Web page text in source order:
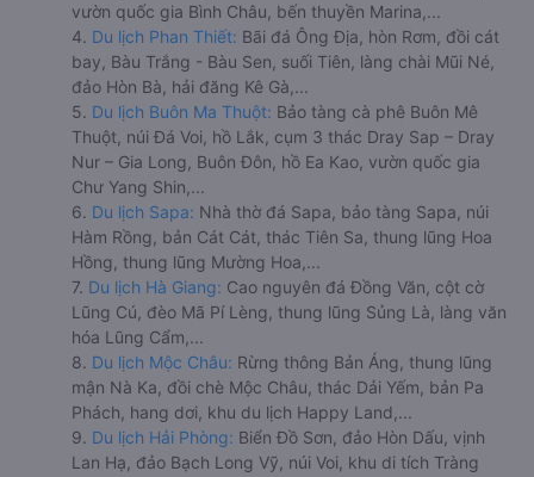
vườn quốc gia Bình Châu, bến thuyền Marina,...
4. Du lịch Phan Thiết: Bãi đá Ông Địa, hòn Rơm, đồi cát
bay, Bàu Trắng - Bàu Sen, suối Tiên, làng chài Mũi Né,
đảo Hòn Bà, hải đăng Kê Gà,...
5. Du lịch Buôn Ma Thuột: Bảo tàng cà phê Buôn Mê
Thuột, núi Đá Voi, hồ Lắk, cụm 3 thác Dray Sap – Dray
Nur – Gia Long, Buôn Đôn, hồ Ea Kao, vườn quốc gia
Chư Yang Shin,...
6. Du lịch Sapa: Nhà thờ đá Sapa, bảo tàng Sapa, núi
Hàm Rồng, bản Cát Cát, thác Tiên Sa, thung lũng Hoa
Hồng, thung lũng Mường Hoa,...
7. Du lịch Hà Giang: Cao nguyên đá Đồng Văn, cột cờ
Lũng Cú, đèo Mã Pí Lèng, thung lũng Sủng Là, làng văn
hóa Lũng Cẩm,...
8. Du lịch Mộc Châu: Rừng thông Bản Áng, thung lũng
mận Nà Ka, đồi chè Mộc Châu, thác Dải Yếm, bản Pa
Phách, hang dơi, khu du lịch Happy Land,...
9. Du lịch Hải Phòng: Biển Đồ Sơn, đảo Hòn Dấu, vịnh
Lan Hạ, đảo Bạch Long Vỹ, núi Voi, khu di tích Tràng